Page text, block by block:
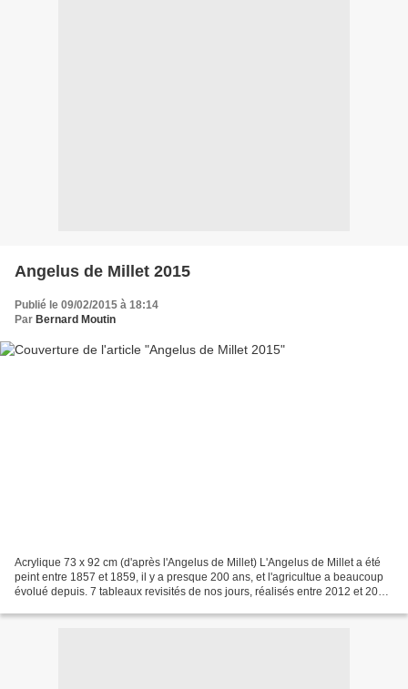
Angelus de Millet 2015
Publié le 09/02/2015 à 18:14
Par Bernard Moutin
Acrylique 73 x 92 cm (d'après l'Angelus de Millet) L'Angelus de Millet a été
peint entre 1857 et 1859, il y a presque 200 ans, et l'agricultue a beaucoup
évolué depuis. 7 tableaux revisités de nos jours, réalisés entre 2012 et 2019